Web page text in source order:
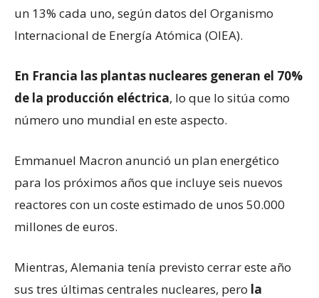
un 13% cada uno, según datos del Organismo
Internacional de Energía Atómica (OIEA).
En Francia las plantas nucleares generan el 70%
de la producción eléctrica, lo que lo sitúa como
número uno mundial en este aspecto.
Emmanuel Macron anunció un plan energético
para los próximos años que incluye seis nuevos
reactores con un coste estimado de unos 50.000
millones de euros.
Mientras, Alemania tenía previsto cerrar este año
sus tres últimas centrales nucleares, pero la